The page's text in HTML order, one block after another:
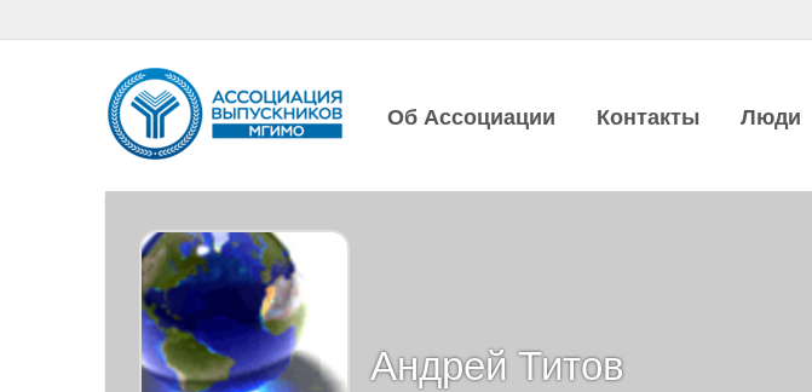
Об Ассоциации Контакты Люди
Андрей Титов